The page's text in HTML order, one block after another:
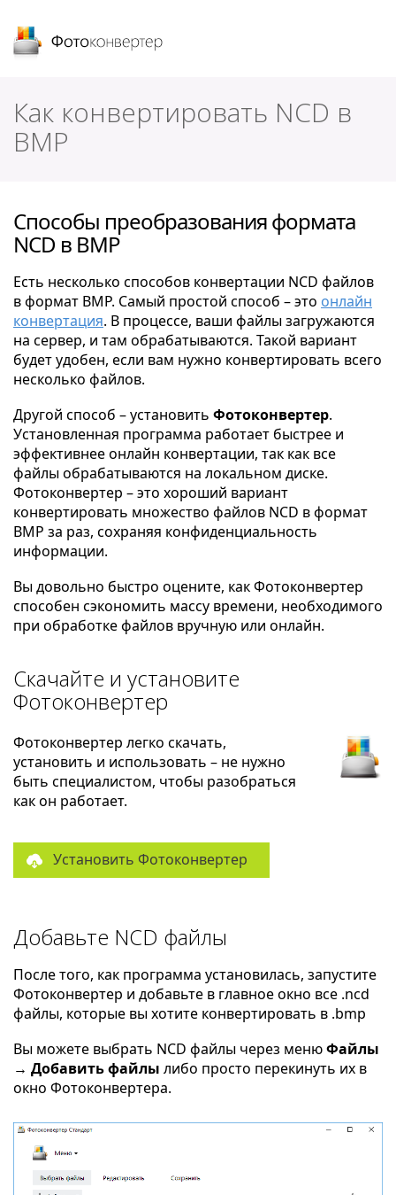
Как конвертировать NCD в
BMP
Способы преобразования формата
NCD в BMP
Есть несколько способов конвертации NCD файлов
в формат BMP. Самый простой способ – это онлайн
конвертация. В процессе, ваши файлы загружаются
на сервер, и там обрабатываются. Такой вариант
будет удобен, если вам нужно конвертировать всего
несколько файлов.
Другой способ – установить Фотоконвертер.
Установленная программа работает быстрее и
эффективнее онлайн конвертации, так как все
файлы обрабатываются на локальном диске.
Фотоконвертер – это хороший вариант
конвертировать множество файлов NCD в формат
BMP за раз, сохраняя конфиденциальность
информации.
Вы довольно быстро оцените, как Фотоконвертер
способен сэкономить массу времени, необходимого
при обработке файлов вручную или онлайн.
Скачайте и установите
Фотоконвертер
Фотоконвертер легко скачать,
установить и использовать – не нужно
быть специалистом, чтобы разобраться
как он работает.
Установить Фотоконвертер
Добавьте NCD файлы
После того, как программа установилась, запустите
Фотоконвертер и добавьте в главное окно все .ncd
файлы, которые вы хотите конвертировать в .bmp
Вы можете выбрать NCD файлы через менюФайлы
→ Добавить файлы либо просто перекинуть их в
окно Фотоконвертера.